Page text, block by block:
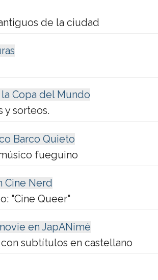
de la ciudad
Copa del Mundo
y sorteos.
Barco Quieto
fueguino
Cine Nerd
"Cine Queer"
en JapANimé
subtítulos en castellano